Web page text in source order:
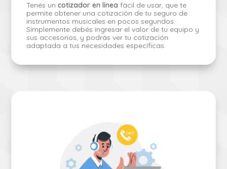
Tenés uncotizador en línea fácil de usar, que te
permite obtener una cotización de tu seguro de
instrumentos musicales en pocos segundos.
Simplemente debés ingresar el valor de tu equipo y
sus accesorios, y podrás ver tu cotización
adaptada a tus necesidades específicas.